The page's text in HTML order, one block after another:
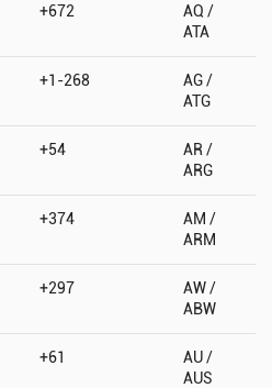
+672
AQ /
ATA
+1-268
AG /
ATG
+54
AR /
ARG
+374
AM /
ARM
+297
AW /
ABW
+61
AU /
AUS